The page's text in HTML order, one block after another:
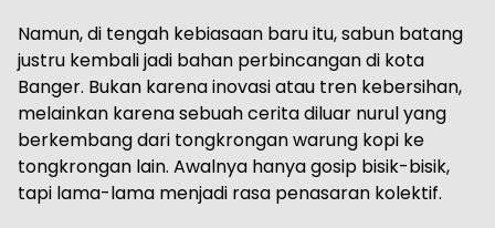
Namun, di tengah kebiasaan baru itu, sabun batang
justru kembali jadi bahan perbincangan di kota
Banger. Bukan karena inovasi atau tren kebersihan,
melainkan karena sebuah cerita diluar nurul yang
berkembang dari tongkrongan warung kopi ke
tongkrongan lain. Awalnya hanya gosip bisik-bisik,
tapi lama-lama menjadi rasa penasaran kolektif.